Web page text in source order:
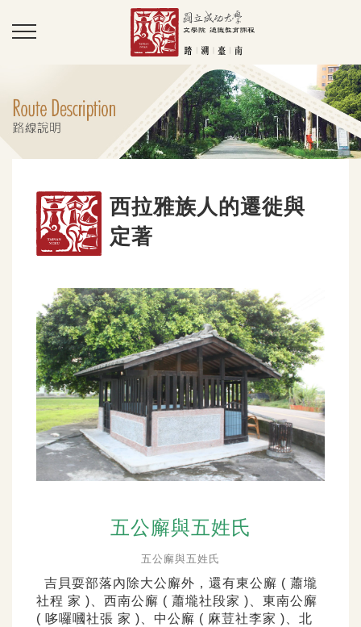
西拉雅族人的遷徙與
定著
五公廨與五姓氏
五公廨與五姓氏
吉貝耍部落內除大公廨外，還有東公廨 ( 蕭壠
社程 家 )、西南公廨 ( 蕭壠社段家 )、東南公廨
( 哆囉嘓社張 家 )、中公廨 ( 麻荳社李家 )、北